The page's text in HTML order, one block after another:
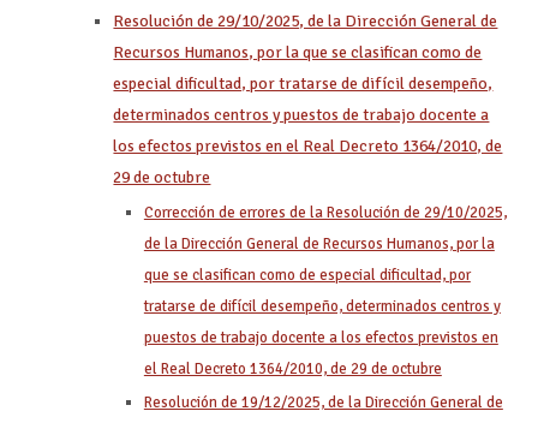
Resolución de 29/10/2025, de la Dirección General de
Recursos Humanos, por la que se clasifican como de
especial dificultad, por tratarse de difícil desempeño,
determinados centros y puestos de trabajo docente a
los efectos previstos en el Real Decreto 1364/2010, de
29 de octubre
Corrección de errores de la Resolución de 29/10/2025,
de la Dirección General de Recursos Humanos, por la
que se clasifican como de especial dificultad, por
tratarse de difícil desempeño, determinados centros y
puestos de trabajo docente a los efectos previstos en
el Real Decreto 1364/2010, de 29 de octubre
Resolución de 19/12/2025, de la Dirección General de